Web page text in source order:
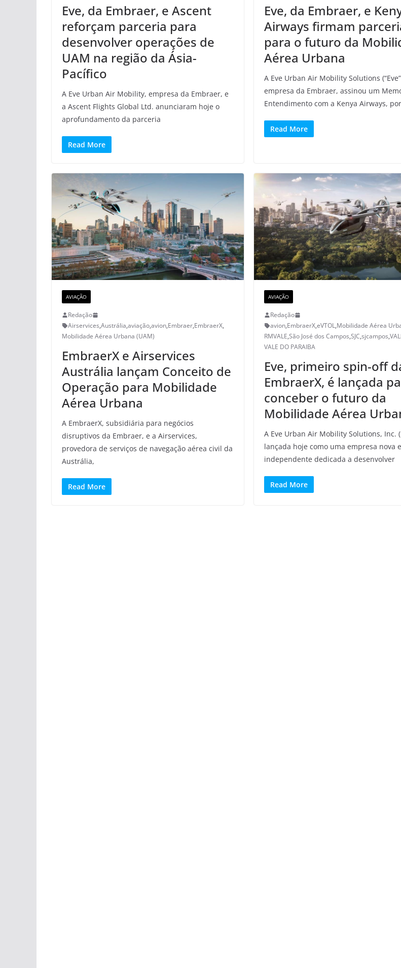
Eve, da Embraer, e Ascent
reforçam parceria para
desenvolver operações de
UAM na região da Ásia-
Pacífico
A Eve Urban Air Mobility, empresa da Embraer, e
a Ascent Flights Global Ltd. anunciaram hoje o
aprofundamento da parceria
Read More
Eve, da Embraer, e
Airways firmam
para o futuro da
Aérea Urbana
A Eve Urban Air Mobility Solutions
empresa da Embraer, assinou um
Entendimento com a Kenya Airways,
Read More
AVIAÇÃO
Redação
Airservices,Austrália,aviação,avion,Embraer,EmbraerX,
Mobilidade Aérea Urbana (UAM)
EmbraerX e Airservices
Austrália lançam Conceito de
Operação para Mobilidade
Aérea Urbana
A EmbraerX, subsidiária para negócios
disruptivos da Embraer, e a Airservices,
provedora de serviços de navegação aérea civil da
Austrália,
Read More
AVIAÇÃO
Redação
avion,EmbraerX,eVTOL,Mobilidade Aérea
RMVALE,São José dos Campos,SJC,sjcampos,
VALE DO PARAIBA
Eve, primeiro spin-off
EmbraerX, é lançada
conceber o futuro da
Mobilidade Aérea
A Eve Urban Air Mobility Solutions, Inc.
lançada hoje como uma empresa nova e
independente dedicada a desenvolver
Read More